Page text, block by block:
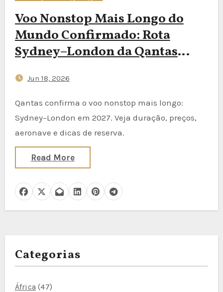
Voo Nonstop Mais Longo do
Mundo Confirmado: Rota
Sydney–London da Qantas
Jun 18, 2026
Qantas confirma o voo nonstop mais longo:
Sydney–London em 2027. Veja duração, preços,
aeronave e dicas de reserva.
Read More
Categorias
África (47)